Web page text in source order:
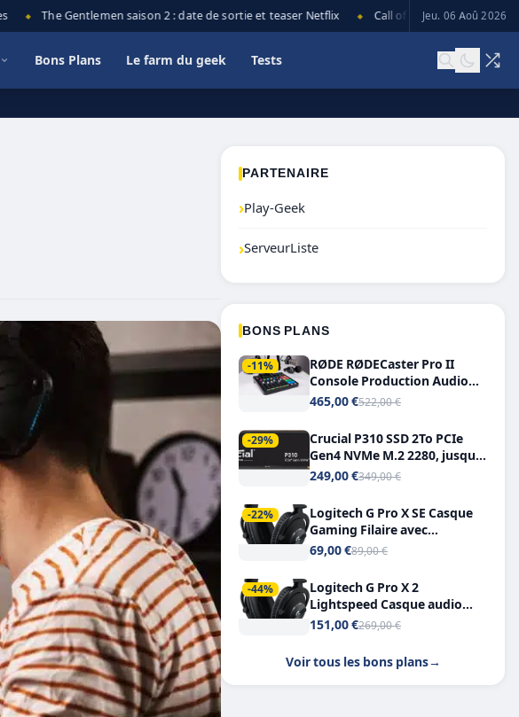
The Gentlemen saison 2 : date de sortie et teaser Netflix Call of Duty: Black Ops 7
Jeu. 06 Aoû 2026
Bons Plans Le farm du geek Tests
PARTENAIRE
›Play-Geek
›ServeurListe
BONS PLANS
-11%
RØDE RØDECaster Pro II
Console Production Audio
Tout-en-Un, Bluetooth et
465,00 €522,00 €
-29%
Crucial P310 SSD 2To PCIe
Gen4 NVMe M.2 2280, jusqu’à
7.100 Mo/s
249,00 €349,00 €
-22%
Logitech G Pro X SE Casque
Gaming Filaire avec
Microphone Micro
7.1
69,00 €89,00 €
-44%
Logitech G Pro X 2
Lightspeed Casque audio
bluetooth
151,00 €269,00 €
Voir tous les bons plans→